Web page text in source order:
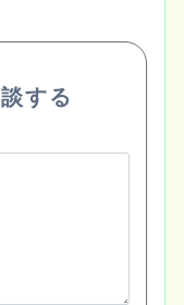
する